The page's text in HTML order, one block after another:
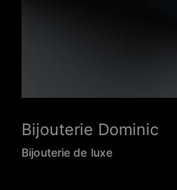
Bijouterie Dominic
Bijouterie de luxe